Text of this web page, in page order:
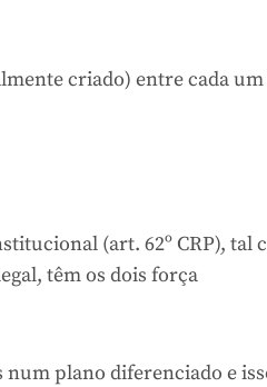
criado) entre cada um
(art. 62º CRP), tal
têm os dois força
num plano diferenciado e